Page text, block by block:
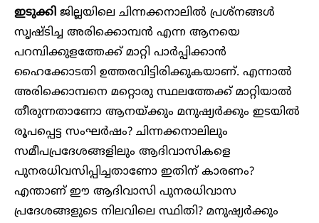
ഇടുക്കി ജില്ലയിലെ ചിന്നക്കനാലിൽ പ്രശ്നങ്ങൾ
സൃഷ്ടിച്ച അരിക്കൊമ്പൻ എന്ന ആനയെ
പറമ്പിക്കുളത്തേക്ക് മാറ്റി പാർപ്പിക്കാൻ
ഹൈക്കോടതി ഉത്തരവിട്ടിരിക്കുകയാണ്. എന്നാൽ
അരിക്കൊമ്പനെ മറ്റൊരു സ്ഥലത്തേക്ക് മാറ്റിയാൽ
തീരുന്നതാണോ ആനയ്ക്കും മനുഷ്യർക്കും ഇടയിൽ
രൂപപ്പെട്ട സംഘർഷം? ചിന്നക്കനാലിലും
സമീപപ്രദേശങ്ങളിലും ആദിവാസികളെ
പുനരധിവസിപ്പിച്ചതാണോ ഇതിന് കാരണം?
എന്താണ് ഈ ആദിവാസി പുനരധിവാസ
പ്രദേശങ്ങളുടെ നിലവിലെ സ്ഥിതി? മനുഷ്യർക്കും